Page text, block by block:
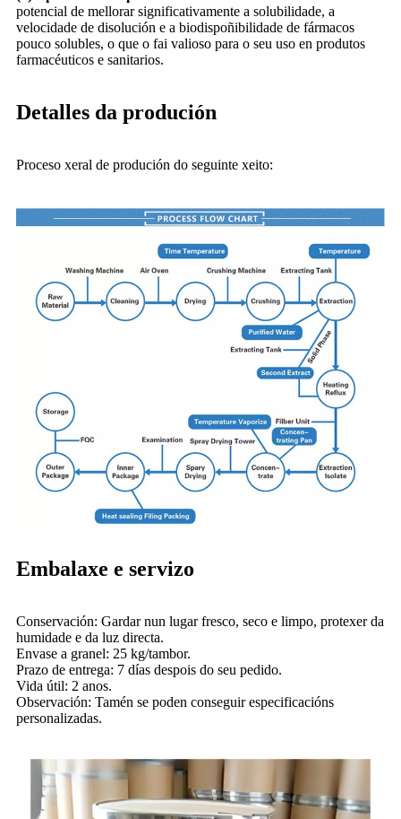
potencial de mellorar significativamente a solubilidade, a
velocidade de disolución e a biodispoñibilidade de fármacos
pouco solubles, o que o fai valioso para o seu uso en produtos
farmacéuticos e sanitarios.
Detalles da produción
Proceso xeral de produción do seguinte xeito:
Embalaxe e servizo
Conservación: Gardar nun lugar fresco, seco e limpo, protexer da
humidade e da luz directa.
Envase a granel: 25 kg/tambor.
Prazo de entrega: 7 días despois do seu pedido.
Vida útil: 2 anos.
Observación: Tamén se poden conseguir especificacións
personalizadas.